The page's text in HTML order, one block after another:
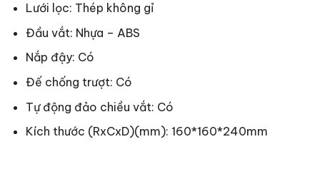
Lưới lọc: Thép không gỉ
Đầu vắt: Nhựa – ABS
Nắp đậy: Có
Đế chống trượt: Có
Tự động đảo chiều vắt: Có
Kích thước (RxCxD)(mm): 160*160*240mm